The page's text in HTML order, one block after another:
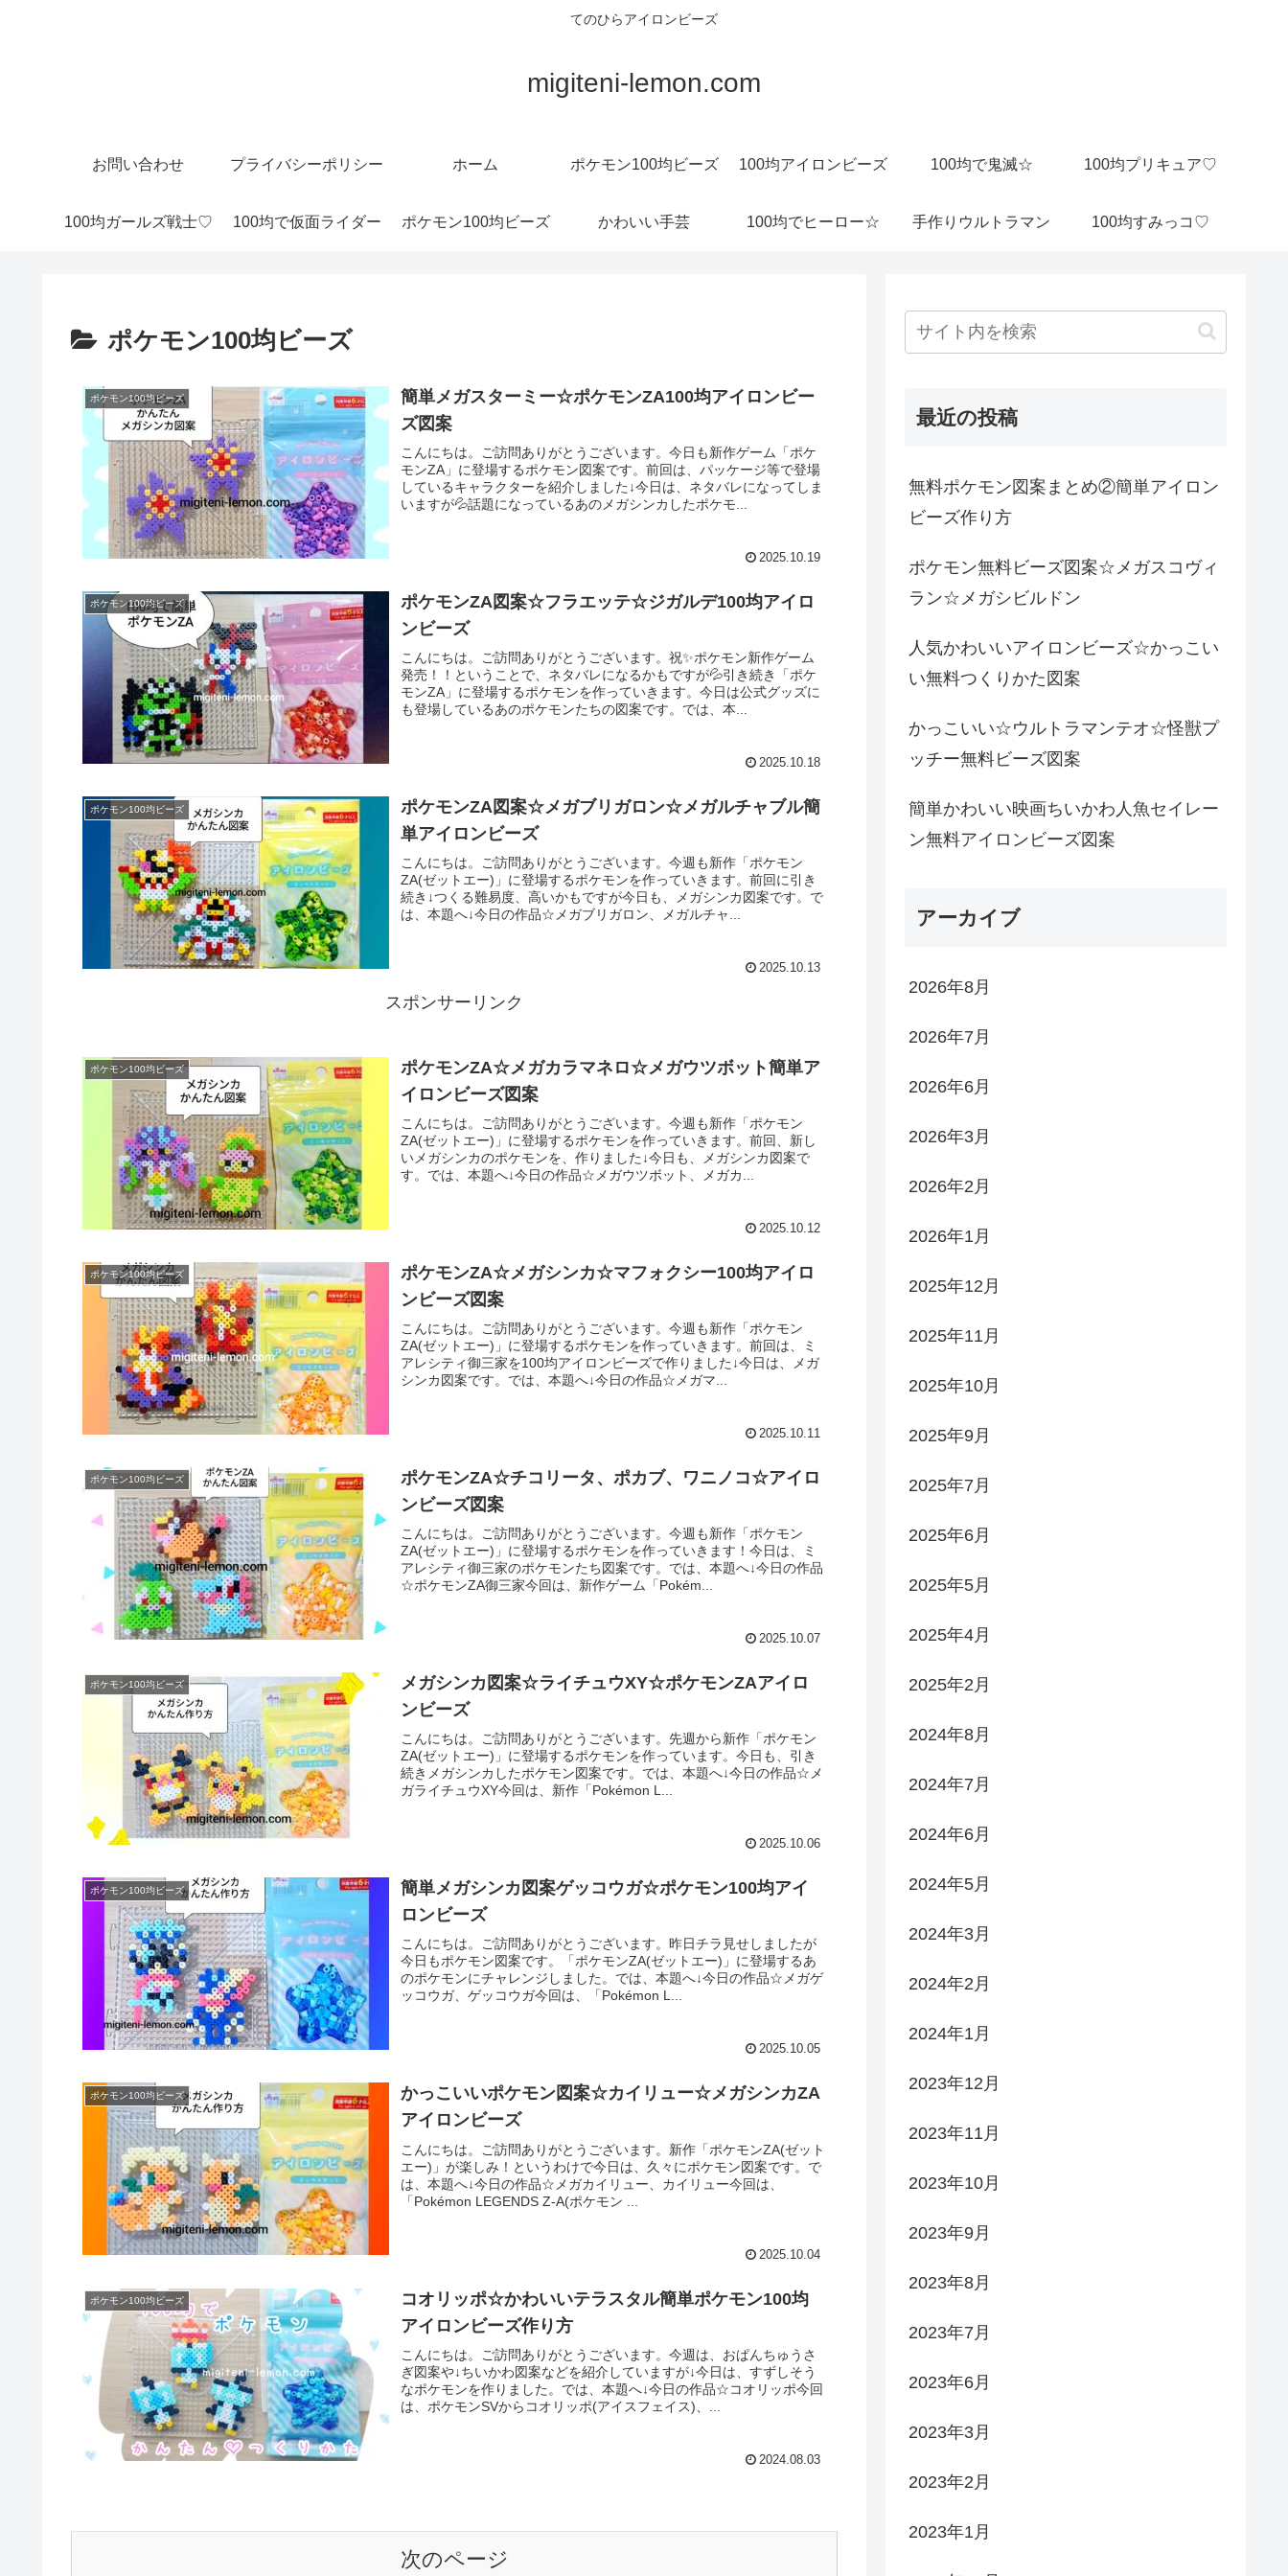
てのひらアイロンビーズ
migiteni-lemon.com
お問い合わせ プライバシーポリシー ホーム ポケモン100均ビーズ 100均アイロンビーズ 100均で鬼滅☆ 100均プリキュア♡
100均ガールズ戦士♡ 100均で仮面ライダー ポケモン100均ビーズ かわいい手芸 100均でヒーロー☆ 手作りウルトラマン 100均すみっコ♡
ポケモン100均ビーズ
ポケモン100均ビーズ
簡単メガスターミー☆ポケモンZA100均アイロンビー
ズ図案
こんにちは。ご訪問ありがとうございます。今日も新作ゲーム「ポケ
モンZA」に登場するポケモン図案です。前回は、パッケージ等で登場
しているキャラクターを紹介しました↓今日は、ネタバレになってしま
いますが💦話題になっているあのメガシンカしたポケモ...
2025.10.19
ポケモン100均ビーズ
ポケモンZA図案☆フラエッテ☆ジガルデ100均アイロ
ンビーズ
こんにちは。ご訪問ありがとうございます。祝✨️ポケモン新作ゲーム
発売！！ということで、ネタバレになるかもですが💦引き続き「ポケ
モンZA」に登場するポケモンを作っていきます。今日は公式グッズに
も登場しているあのポケモンたちの図案です。では、本...
2025.10.18
ポケモン100均ビーズ
ポケモンZA図案☆メガブリガロン☆メガルチャブル簡
単アイロンビーズ
こんにちは。ご訪問ありがとうございます。今週も新作「ポケモン
ZA(ゼットエー)」に登場するポケモンを作っていきます。前回に引き
続き↓つくる難易度、高いかもですが今日も、メガシンカ図案です。で
は、本題へ↓今日の作品☆メガブリガロン、メガルチャ...
2025.10.13
スポンサーリンク
ポケモン100均ビーズ
ポケモンZA☆メガカラマネロ☆メガウツボット簡単ア
イロンビーズ図案
こんにちは。ご訪問ありがとうございます。今週も新作「ポケモン
ZA(ゼットエー)」に登場するポケモンを作っていきます。前回、新し
いメガシンカのポケモンを、作りました↓今日も、メガシンカ図案で
す。では、本題へ↓今日の作品☆メガウツボット、メガカ...
2025.10.12
ポケモン100均ビーズ
ポケモンZA☆メガシンカ☆マフォクシー100均アイロ
ンビーズ図案
こんにちは。ご訪問ありがとうございます。今週も新作「ポケモン
ZA(ゼットエー)」に登場するポケモンを作っていきます。前回は、ミ
アレシティ御三家を100均アイロンビーズで作りました↓今日は、メガ
シンカ図案です。では、本題へ↓今日の作品☆メガマ...
2025.10.11
ポケモン100均ビーズ
ポケモンZA☆チコリータ、ポカブ、ワニノコ☆アイロ
ンビーズ図案
こんにちは。ご訪問ありがとうございます。今週も新作「ポケモン
ZA(ゼットエー)」に登場するポケモンを作っていきます！今日は、ミ
アレシティ御三家のポケモンたち図案です。では、本題へ↓今日の作品
☆ポケモンZA御三家今回は、新作ゲーム「Pokém...
2025.10.07
ポケモン100均ビーズ
メガシンカ図案☆ライチュウXY☆ポケモンZAアイロ
ンビーズ
こんにちは。ご訪問ありがとうございます。先週から新作「ポケモン
ZA(ゼットエー)」に登場するポケモンを作っています。今日も、引き
続きメガシンカしたポケモン図案です。では、本題へ↓今日の作品☆メ
ガライチュウXY今回は、新作「Pokémon L...
2025.10.06
ポケモン100均ビーズ
簡単メガシンカ図案ゲッコウガ☆ポケモン100均アイ
ロンビーズ
こんにちは。ご訪問ありがとうございます。昨日チラ見せしましたが
今日もポケモン図案です。「ポケモンZA(ゼットエー)」に登場するあ
のポケモンにチャレンジしました。では、本題へ↓今日の作品☆メガゲ
ッコウガ、ゲッコウガ今回は、「Pokémon L...
2025.10.05
ポケモン100均ビーズ
かっこいいポケモン図案☆カイリュー☆メガシンカZA
アイロンビーズ
こんにちは。ご訪問ありがとうございます。新作「ポケモンZA(ゼット
エー)」が楽しみ！というわけで今日は、久々にポケモン図案です。で
は、本題へ↓今日の作品☆メガカイリュー、カイリュー今回は、
「Pokémon LEGENDS Z-A(ポケモン ...
2025.10.04
ポケモン100均ビーズ
コオリッポ☆かわいいテラスタル簡単ポケモン100均
アイロンビーズ作り方
こんにちは。ご訪問ありがとうございます。今週は、おぱんちゅうさ
ぎ図案や↓ちいかわ図案などを紹介していますが↓今日は、すずしそう
なポケモンを作りました。では、本題へ↓今日の作品☆コオリッポ今回
は、ポケモンSVからコオリッポ(アイスフェイス)、...
2024.08.03
次のページ
最近の投稿
無料ポケモン図案まとめ②簡単アイロン
ビーズ作り方
ポケモン無料ビーズ図案☆メガスコヴィ
ラン☆メガシビルドン
人気かわいいアイロンビーズ☆かっこい
い無料つくりかた図案
かっこいい☆ウルトラマンテオ☆怪獣プ
ッチー無料ビーズ図案
簡単かわいい映画ちいかわ人魚セイレー
ン無料アイロンビーズ図案
アーカイブ
2026年8月
2026年7月
2026年6月
2026年3月
2026年2月
2026年1月
2025年12月
2025年11月
2025年10月
2025年9月
2025年7月
2025年6月
2025年5月
2025年4月
2025年2月
2024年8月
2024年7月
2024年6月
2024年5月
2024年3月
2024年2月
2024年1月
2023年12月
2023年11月
2023年10月
2023年9月
2023年8月
2023年7月
2023年6月
2023年3月
2023年2月
2023年1月